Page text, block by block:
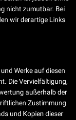
nicht zumutbar. Bei
wir derartige Links
Werke auf diesen
Die Vervielfältigung,
außerhalb der
Zustimmung
und Kopien dieser